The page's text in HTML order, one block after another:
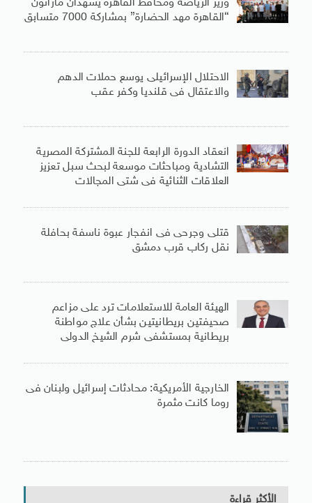
وزير الرياضة ومحافظ القاهرة يشهدان ماراثون
“القاهرة مهد الحضارة” بمشاركة 7000 متسابق
الاحتلال الإسرائيلى يوسع حملات الدهم
والاعتقال فى قلنديا وكفر عقب
انعقاد الدورة الرابعة للجنة المشتركة المصرية
التشادية ومباحثات موسعة لبحث سبل تعزيز
العلاقات الثنائية فى شتى المجالات
قتلى وجرحى فى انفجار عبوة ناسفة بحافلة
نقل ركاب قرب دمشق
الهيئة العامة للاستعلامات ترد على مزاعم
صحيفتين بريطانيتين بشأن علاج مواطنة
بريطانية بمستشفى شرم الشيخ الدولى
الخارجية الأمريكية: محادثات إسرائيل ولبنان فى
روما كانت مثمرة
الأكثر قراءة